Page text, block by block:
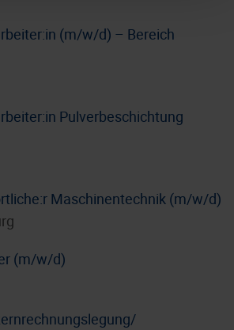
(m/w/d) – Bereich
Pulverbeschichtung
Maschinentechnik (m/w/d)
(m/w/d)